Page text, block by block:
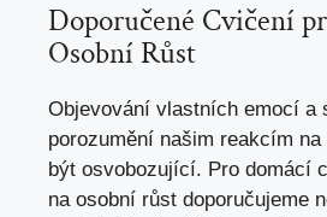
Doporučené Cvičení
Osobní Růst
Objevování vlastních emocí a
porozumění našim reakcím
být osvobozující. Pro domácí
na osobní růst doporučujeme